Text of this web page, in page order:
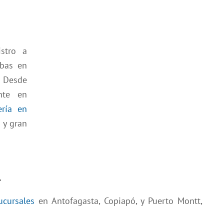
a
en
en
en
gran
en Antofagasta, Copiapó, y Puerto Montt,